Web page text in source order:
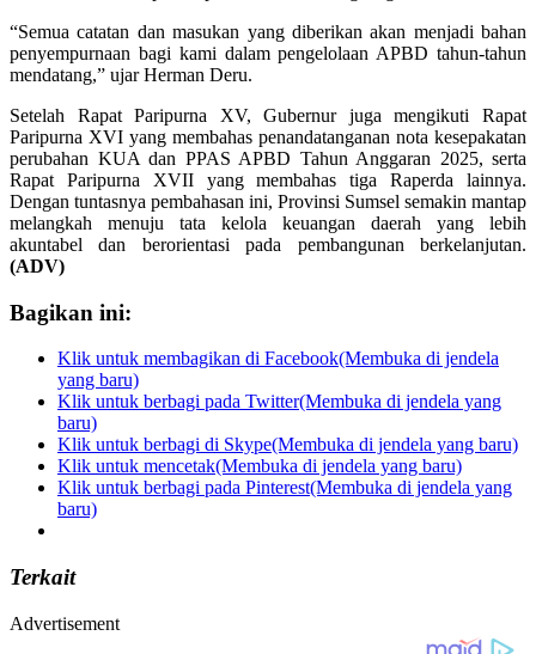
“Semua catatan dan masukan yang diberikan akan menjadi bahan
penyempurnaan bagi kami dalam pengelolaan APBD tahun-tahun
mendatang,” ujar Herman Deru.
Setelah Rapat Paripurna XV, Gubernur juga mengikuti Rapat
Paripurna XVI yang membahas penandatanganan nota kesepakatan
perubahan KUA dan PPAS APBD Tahun Anggaran 2025, serta
Rapat Paripurna XVII yang membahas tiga Raperda lainnya.
Dengan tuntasnya pembahasan ini, Provinsi Sumsel semakin mantap
melangkah menuju tata kelola keuangan daerah yang lebih
akuntabel dan berorientasi pada pembangunan berkelanjutan.
(ADV)
Bagikan ini:
Klik untuk membagikan di Facebook(Membuka di jendela
yang baru)
Klik untuk berbagi pada Twitter(Membuka di jendela yang
baru)
Klik untuk berbagi di Skype(Membuka di jendela yang baru)
Klik untuk mencetak(Membuka di jendela yang baru)
Klik untuk berbagi pada Pinterest(Membuka di jendela yang
baru)
Terkait
Advertisement